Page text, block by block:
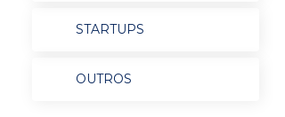
STARTUPS
OUTROS